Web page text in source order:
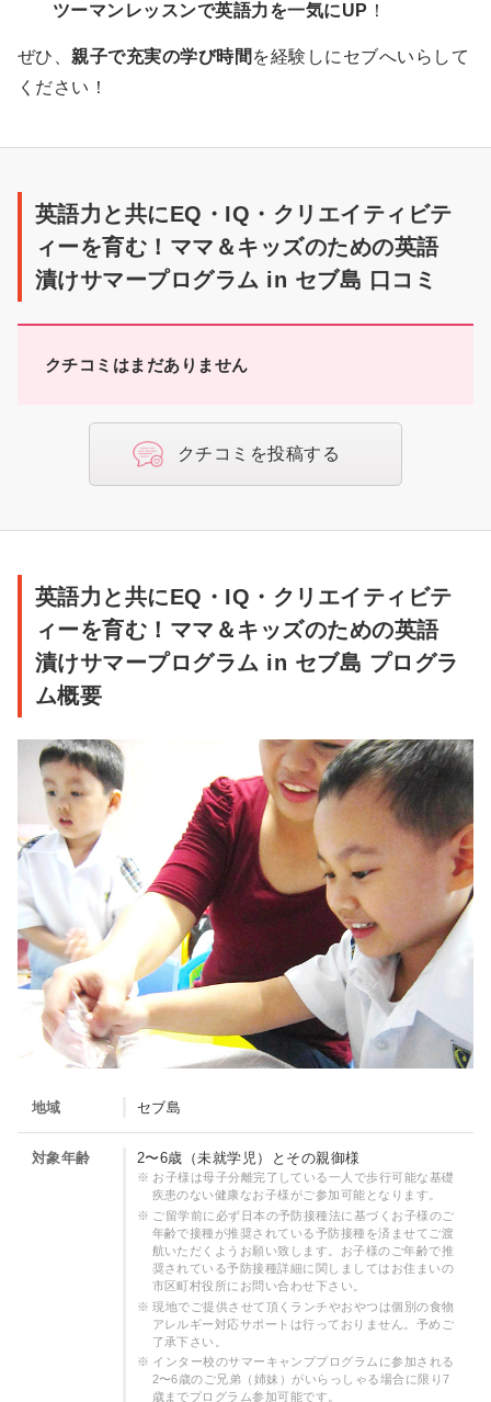
ツーマンレッスンで英語力を一気にUP ！
ぜひ、親子で充実の学び時間 を経験しにセブへいらして
ください！
語
力
共
IQ・
テ
ビ
ィ
を
育
む！
マ
＆
キ
ッ
ズ
の
め
英
語
英語力と共にEQ・IQ・クリエイティビテ
ィーを育む！ママ＆キッズのための英語
漬けサマープログラム in セブ島 口コミ
クチコミはまだありません
クチコミを投稿する
英
力
と
共
に
EQ・
IQ・
ク
リ
エ
イ
テ
ィ
テ
ー
英語力と共にEQ・IQ・クリエイティビテ
ィーを育む！ママ＆キッズのための英語
漬けサマープログラム in セブ島 プログラ
ム概要
地域 セブ島
対象年齢 2〜6歳（未就学児）とその親御様
お子様は母子分離完了している一人で歩行可能な基礎
疾患のない健康なお子様がご参加可能となります。
ご留学前に必ず日本の予防接種法に基づくお子様のご
年齢で接種が推奨されている予防接種を済ませてご渡
航いただくようお願い致します。お子様のご年齢で推
奨されている予防接種詳細に関しましてはお住まいの
市区町村役所にお問い合わせ下さい。
現地でご提供させて頂くランチやおやつは個別の食物
アレルギー対応サポートは行っておりません。予めご
了承下さい。
インター校のサマーキャンププログラムに参加される
2〜6歳のご兄弟（姉妹）がいらっしゃる場合に限り7
歳までプログラム参加可能です。